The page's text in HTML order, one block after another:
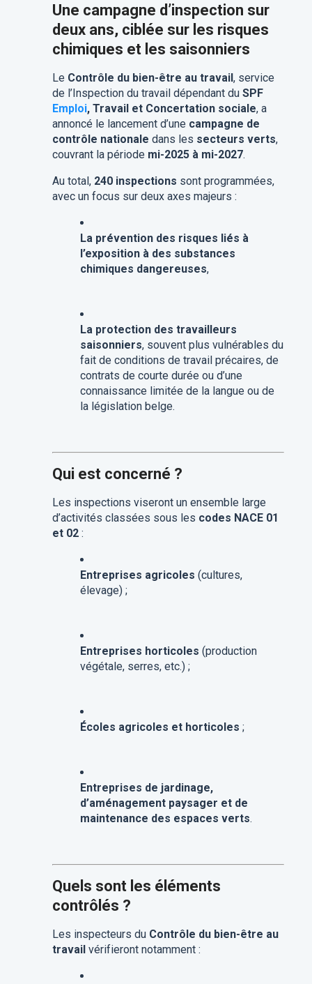
Une campagne d’inspection sur
deux ans, ciblée sur les risques
chimiques et les saisonniers
Le Contrôle du bien-être au travail, service
de l’Inspection du travail dépendant du SPF
Emploi, Travail et Concertation sociale, a
annoncé le lancement d’une campagne de
contrôle nationale dans les secteurs verts,
couvrant la période mi-2025 à mi-2027.
Au total, 240 inspections sont programmées,
avec un focus sur deux axes majeurs :
La prévention des risques liés à
l’exposition à des substances
chimiques dangereuses,
La protection des travailleurs
saisonniers, souvent plus vulnérables du
fait de conditions de travail précaires, de
contrats de courte durée ou d’une
connaissance limitée de la langue ou de
la législation belge.
Qui est concerné ?
Les inspections viseront un ensemble large
d’activités classées sous les codes NACE 01
et 02:
Entreprises agricoles (cultures,
élevage) ;
Entreprises horticoles (production
végétale, serres, etc.) ;
Écoles agricoles et horticoles ;
Entreprises de jardinage,
d’aménagement paysager et de
maintenance des espaces verts.
Quels sont les éléments
contrôlés ?
Les inspecteurs du Contrôle du bien-être au
travailvérifieront notamment :